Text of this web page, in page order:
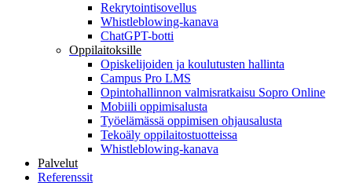
Rekrytointisovellus
Whistleblowing-kanava
ChatGPT-botti
Oppilaitoksille
Opiskelijoiden ja koulutusten hallinta
Campus Pro LMS
Opintohallinnon valmisratkaisu Sopro Online
Mobiili oppimisalusta
Työelämässä oppimisen ohjausalusta
Tekoäly oppilaitostuotteissa
Whistleblowing-kanava
Palvelut
Referenssit